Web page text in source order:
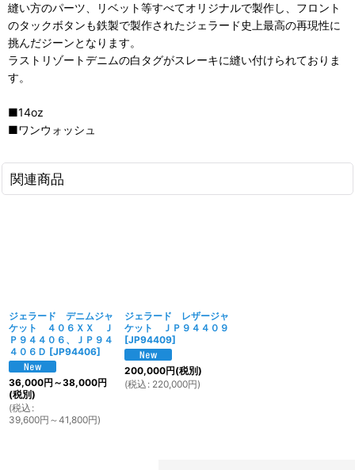
縫い方のパーツ、リベット等すべてオリジナルで製作し、フロント
のタックボタンも鉄製で製作されたジェラード史上最高の再現性に
挑んだジーンとなります。
ラストリゾートデニムの白タグがスレーキに縫い付けられておりま
す。
■14oz
■ワンウォッシュ
関連商品
ジェラード デニムジャ
ケット ４０６ＸＸ Ｊ
Ｐ９４４０６、ＪＰ９４
４０６Ｄ [JP94406]
36,000円 ～38,000円
(税別)
(税込 :
39,600円 ～41,800円)
ジェラード レザージャ
ケット ＪＰ９４４０９
[JP94409]
200,000円(税別)
(税込 : 220,000円)